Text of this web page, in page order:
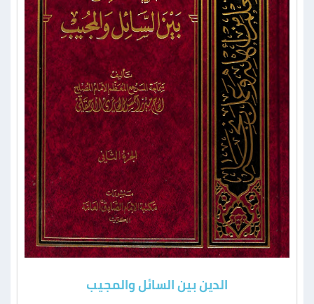
الدين بين السائل والمجيب